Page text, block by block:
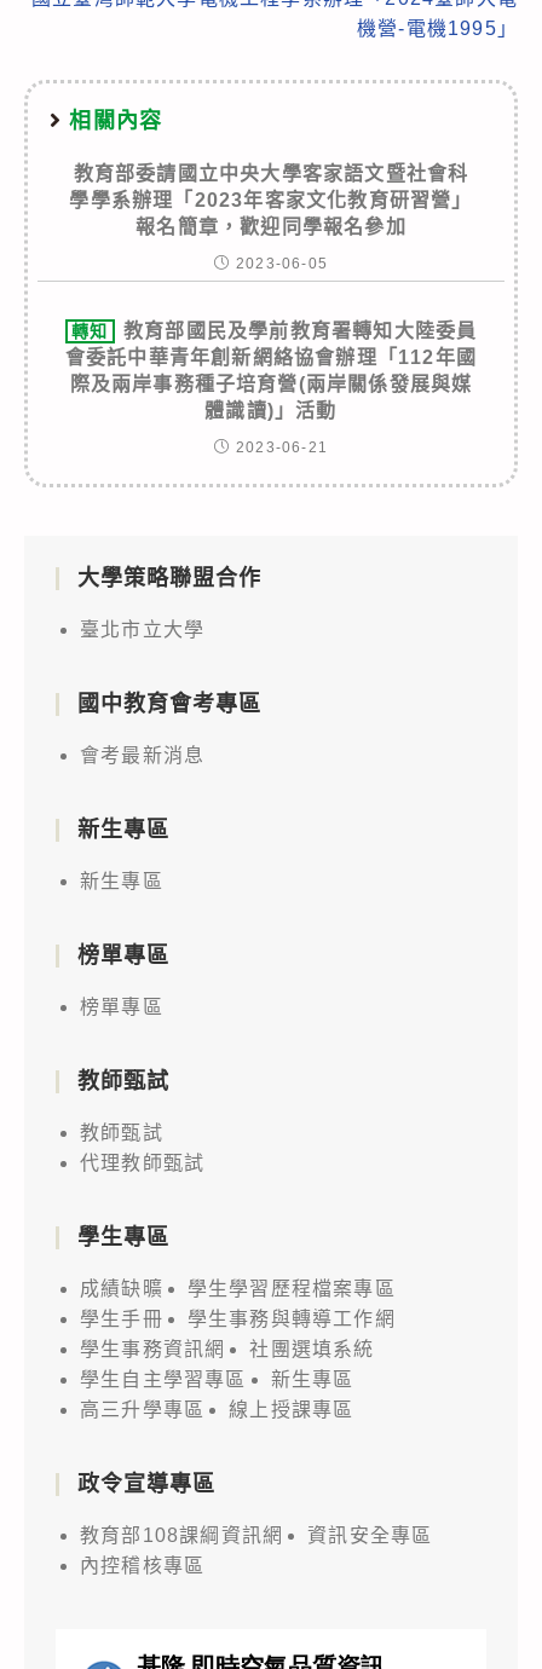
機營-電機1995」
相關內容
教育部委請國立中央大學客家語文暨社會科
學學系辦理「2023年客家文化教育研習營」
報名簡章，歡迎同學報名參加
2023-06-05
轉知
教育部國民及學前教育署轉知大陸委員
會委託中華青年創新網絡協會辦理「112年國
際及兩岸事務種子培育營(兩岸關係發展與媒
體識讀)」活動
2023-06-21
大學策略聯盟合作
臺北市立大學
國中教育會考專區
會考最新消息
新生專區
新生專區
榜單專區
榜單專區
教師甄試
教師甄試
代理教師甄試
學生專區
成績缺曠
學生學習歷程檔案專區
學生手冊
學生事務與轉導工作網
學生事務資訊網
社團選填系統
學生自主學習專區
新生專區
高三升學專區
線上授課專區
政令宣導專區
教育部108課綱資訊網
資訊安全專區
內控稽核專區